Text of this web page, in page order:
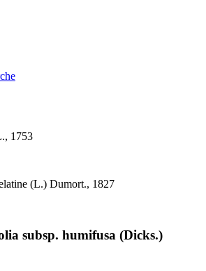
1753
(L.) Dumort., 1827
subsp. humifusa (Dicks.)